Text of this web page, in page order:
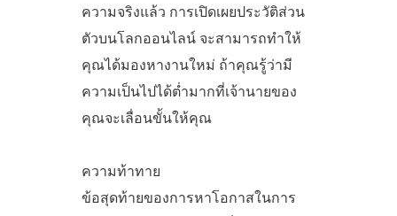
ความจริงแล้ว การเปิดเผยประวัติส่วน
ตัวบนโลกออนไลน์ จะสามารถทำให้
คุณได้มองหางานใหม่ ถ้าคุณรู้ว่ามี
ความเป็นไปได้ต่ำมากที่เจ้านายของ
คุณจะเลื่อนขั้นให้คุณ
ความท้าทาย
ข้อสุดท้ายของการหาโอกาสในการ